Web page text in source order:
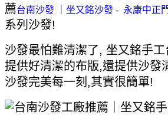
薦台南沙發 ｜坐又銘沙發 - 永康中正
系列沙發!
沙發最怕難清潔了, 坐又銘手
提供好清潔的布版,還提供沙發
沙發完美每一刻,其實很簡單!